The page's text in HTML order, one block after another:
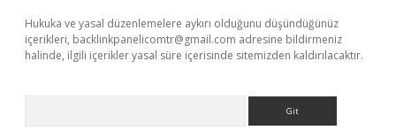
Hukuka ve yasal düzenlemelere aykırı olduğunu düşündüğünüz
içerikleri, backlinkpanelicomtr@gmail.com adresine bildirmeniz
halinde, ilgili içerikler yasal süre içerisinde sitemizden kaldırılacaktır.